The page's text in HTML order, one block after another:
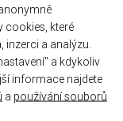
29 Kč
cookies, které
a analýzu.
a kdykoliv
informace najdete
a používání souborů